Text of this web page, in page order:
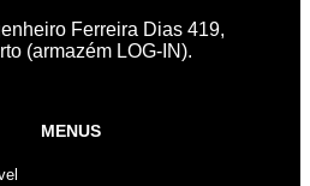
Ferreira Dias 419,
(armazém LOG-IN).
MENUS